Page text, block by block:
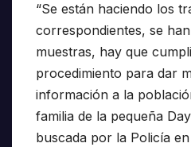
“Se están haciendo los
correspondientes, se
muestras, hay que
procedimiento para dar
información a la
familia de la pequeña
buscada por la Policía